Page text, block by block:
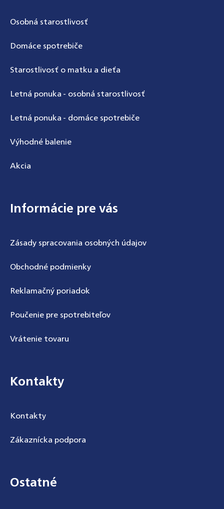
Osobná starostlivosť
Domáce spotrebiče
Starostlivosť o matku a dieťa
Letná ponuka - osobná starostlivosť
Letná ponuka - domáce spotrebiče
Výhodné balenie
Akcia
Informácie pre vás
Zásady spracovania osobných údajov
Obchodné podmienky
Reklamačný poriadok
Poučenie pre spotrebiteľov
Vrátenie tovaru
Kontakty
Kontakty
Zákaznícka podpora
Ostatné